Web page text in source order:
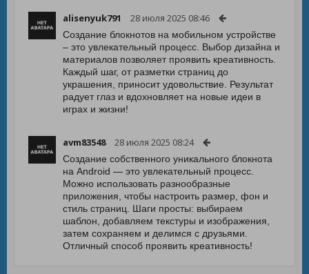
alisenyuk791 28 июля 2025 08:46
Создание блокнотов на мобильном устройстве
– это увлекательный процесс. Выбор дизайна и
материалов позволяет проявить креативность.
Каждый шаг, от разметки страниц до
украшения, приносит удовольствие. Результат
радует глаз и вдохновляет на новые идеи в
играх и жизни!
avm83548 28 июля 2025 08:24
Создание собственного уникального блокнота
на Android — это увлекательный процесс.
Можно использовать разнообразные
приложения, чтобы настроить размер, фон и
стиль страниц. Шаги просты: выбираем
шаблон, добавляем текстуры и изображения,
затем сохраняем и делимся с друзьями.
Отличный способ проявить креативность!